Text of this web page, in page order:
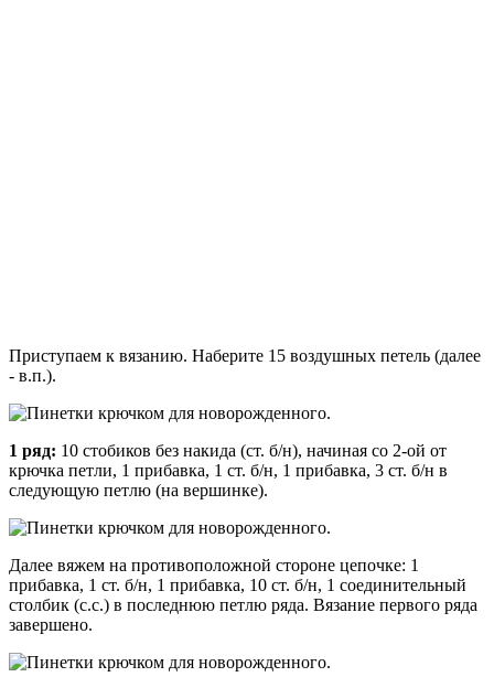
Приступаем к вязанию. Наберите 15 воздушных петель (далее
- в.п.).
1 ряд: 10 стобиков без накида (ст. б/н), начиная со 2-ой от
крючка петли, 1 прибавка, 1 ст. б/н, 1 прибавка, 3 ст. б/н в
следующую петлю (на вершинке).
Далее вяжем на противоположной стороне цепочке: 1
прибавка, 1 ст. б/н, 1 прибавка, 10 ст. б/н, 1 соединительный
столбик (с.с.) в последнюю петлю ряда. Вязание первого ряда
завершено.